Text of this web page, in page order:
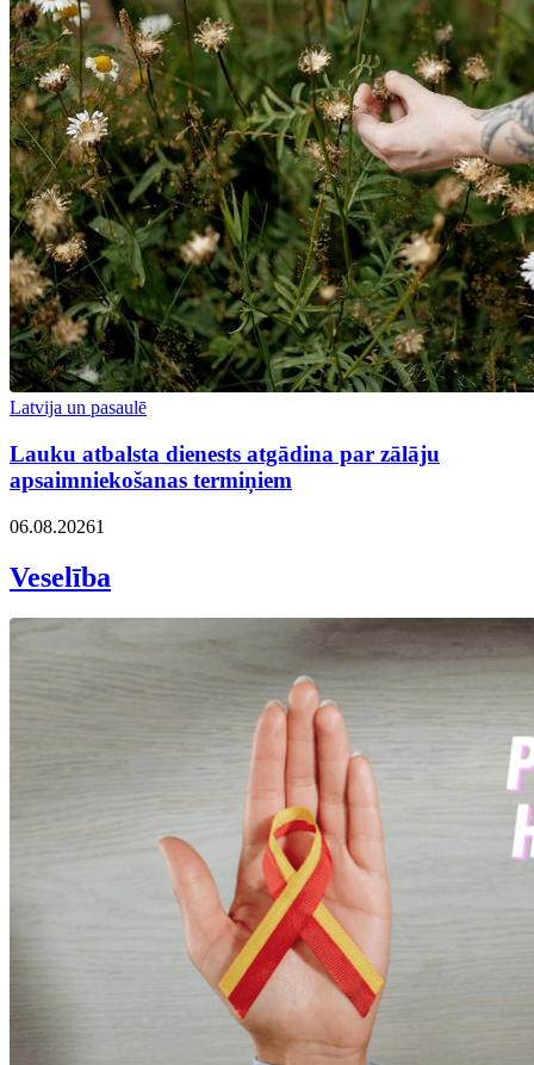
Latvija un pasaulē
Lauku atbalsta dienests atgādina par zālāju
apsaimniekošanas termiņiem
06.08.20261
Veselība